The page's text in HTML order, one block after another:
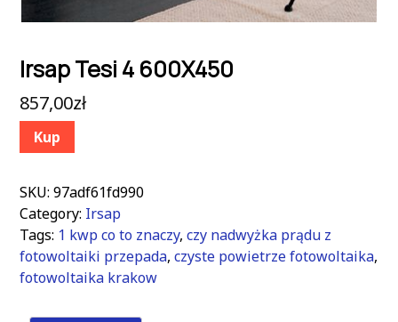
Irsap Tesi 4 600X450
857,00zł
Kup
SKU: 97adf61fd990
Category: Irsap
Tags: 1 kwp co to znaczy, czy nadwyżka prądu z
fotowoltaiki przepada, czyste powietrze fotowoltaika,
fotowoltaika krakow